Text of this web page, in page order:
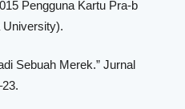
Pengguna Kartu Pra-b
University).
Sebuah Merek.” Jurnal